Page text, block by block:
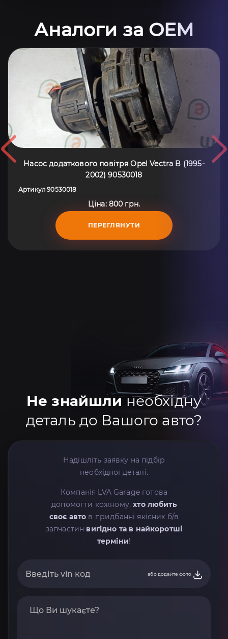
Аналоги за OEM
Насос додаткового повітря Opel Vectra B (1995-
2002) 90530018
Артикул:90530018
Ціна: 800 грн.
ПЕРЕГЛЯНУТИ
Не знайшли необхідну
деталь до Вашого авто?
Надішліть заявку на підбір
необхідної деталі.
Компанія LVA Garage готова
допомогти кожному,хто любить
своє авто в придбанні якісних б/в
запчастин вигідно та в найкоротші
терміни!
або додайте фото